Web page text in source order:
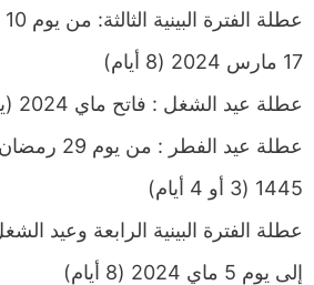
17 مارس 2024 (8 أيام)
عطلة عيد الشغل : فاتح ماي 2024 (يوم واحد)
1445 (3 أو 4 أيام)
إلى يوم 5 ماي 2024 (8 أيام)